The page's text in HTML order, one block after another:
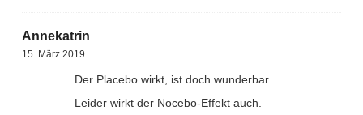
Annekatrin
15. März 2019
Der Placebo wirkt, ist doch wunderbar.
Leider wirkt der Nocebo-Effekt auch.